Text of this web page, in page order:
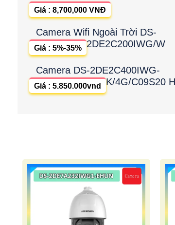
Giá : 8,700,000 VNĐ
Camera Wifi Ngoài Trời DS-
2DE2C200IWG/W
Giá : 5%-35%
Camera DS-2DE2C400IWG-
K/4G/C09S20
Giá : 5.850.000vnd